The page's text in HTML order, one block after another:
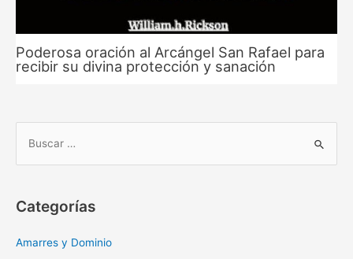
Poderosa oración al Arcángel San Rafael para
recibir su divina protección y sanación
a
r
Categorías
Amarres y Dominio